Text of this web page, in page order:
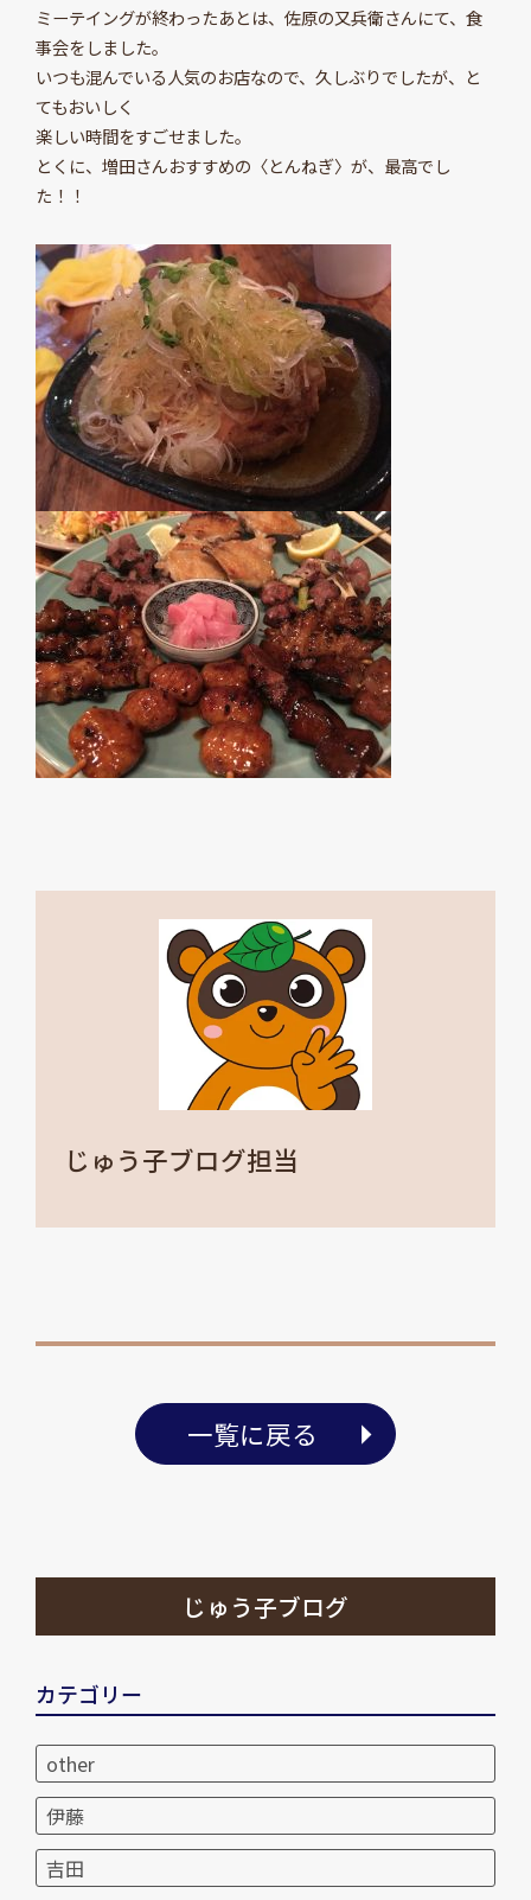
ミーテイングが終わったあとは、佐原の又兵衛さんにて、食
事会をしました。
いつも混んでいる人気のお店なので、久しぶりでしたが、と
てもおいしく
楽しい時間をすごせました。
とくに、増田さんおすすめの〈とんねぎ〉が、最高でし
た！！
じゅう子ブログ担当
一覧に戻る
じゅう子ブログ
カテゴリー
other
伊藤
吉田